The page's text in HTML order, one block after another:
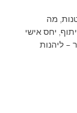
מה
יחס אישי
– ליהנות